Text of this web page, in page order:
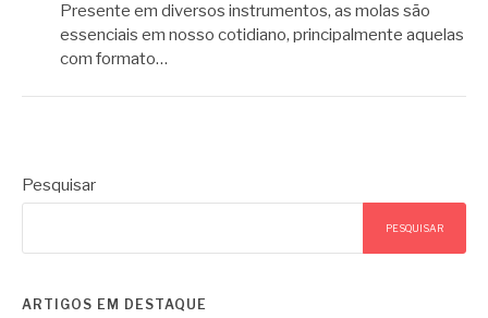
Presente em diversos instrumentos, as molas são
essenciais em nosso cotidiano, principalmente aquelas
com formato…
Pesquisar
PESQUISAR
ARTIGOS EM DESTAQUE